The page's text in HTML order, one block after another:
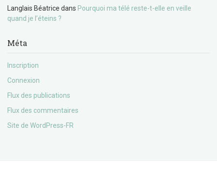
Langlais Béatrice dans Pourquoi ma télé reste-t-elle en veille
quand je l’éteins ?
Méta
Inscription
Connexion
Flux des publications
Flux des commentaires
Site de WordPress-FR